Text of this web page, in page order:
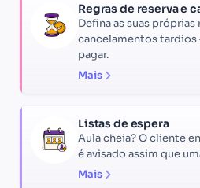
Regras de reserva e
Defina as suas próprias
cancelamentos tardios
pagar.
Mais
Listas de espera
Aula cheia? O cliente
é avisado assim que
Mais